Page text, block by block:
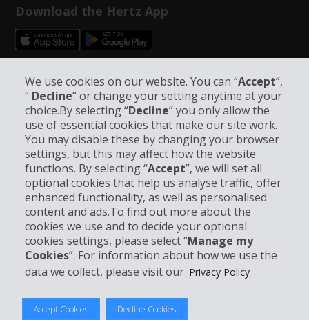
We use cookies on our website. You can “Accept”,
“ Decline” or change your setting anytime at your
choice.By selecting “Decline” you only allow the
use of essential cookies that make our site work.
You may disable these by changing your browser
settings, but this may affect how the website
functions. By selecting “Accept”, we will set all
optional cookies that help us analyse traffic, offer
enhanced functionality, as well as personalised
content and ads.To find out more about the
cookies we use and to decide your optional
cookies settings, please select “Manage my
Cookies”. For information about how we use the
data we collect, please visit our Privacy Policy
Accept Cookies Decline Cookies
Download the Hertz App
Follow Us on Social Media
Company Information
Business
Customer Support
© 2026 The Hertz System, Inc.